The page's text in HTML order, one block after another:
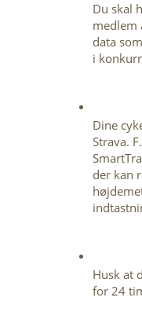
Du skal
medlem
data
i
Dine
Strava.
der kan
Husk at
for 24